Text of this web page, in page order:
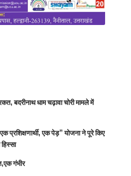
बदरीनाथ धाम चढ़ावा चोरी मामले में
प्रशिक्षणार्थी, एक पेड़” योजना ने पूरे किए
गंभीर